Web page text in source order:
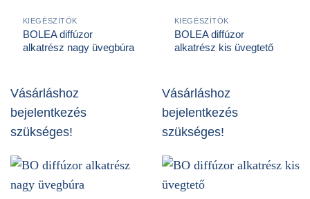
KIEGÉSZÍTŐK
BOLEA diffúzor
alkatrész nagy üvegbúra
Vásárláshoz
bejelentkezés
szükséges!
KIEGÉSZÍTŐK
BOLEA diffúzor
alkatrész kis üvegtető
Vásárláshoz
bejelentkezés
szükséges!